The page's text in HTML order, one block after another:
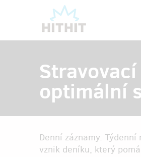
optimální
Denní záznamy.
vznik deníku, který